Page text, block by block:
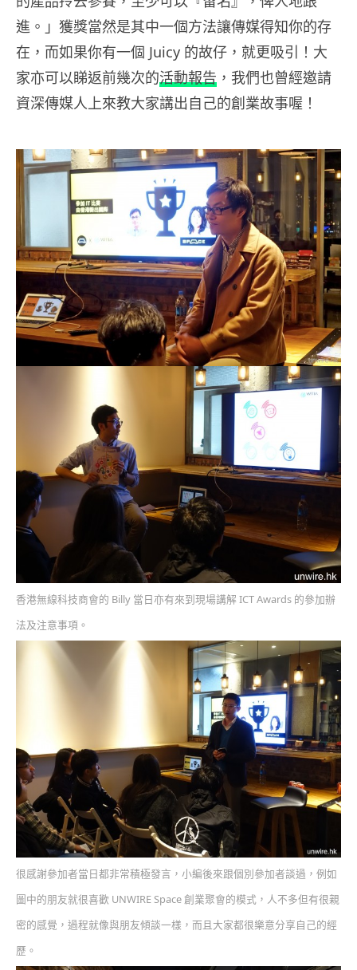
進。」獲獎當然是其中一個方法讓傳媒得知你的存
在，而如果你有一個 Juicy 的故仔，就更吸引！大
家亦可以睇返前幾次的活動報告 ，我們也曾經邀請
資深傳媒人上來教大家講出自己的創業故事喔！
香港無線科技商會的 Billy 當日亦有來到現場講解 ICT Awards 的參加辦
法及注意事項。
很感謝參加者當日都非常積極發言，小編後來跟個別參加者談過，例如
圖中的朋友就很喜歡 UNWIRE Space 創業聚會的模式，人不多但有很親
密的感覺，過程就像與朋友傾談一樣，而且大家都很樂意分享自己的經
歷。